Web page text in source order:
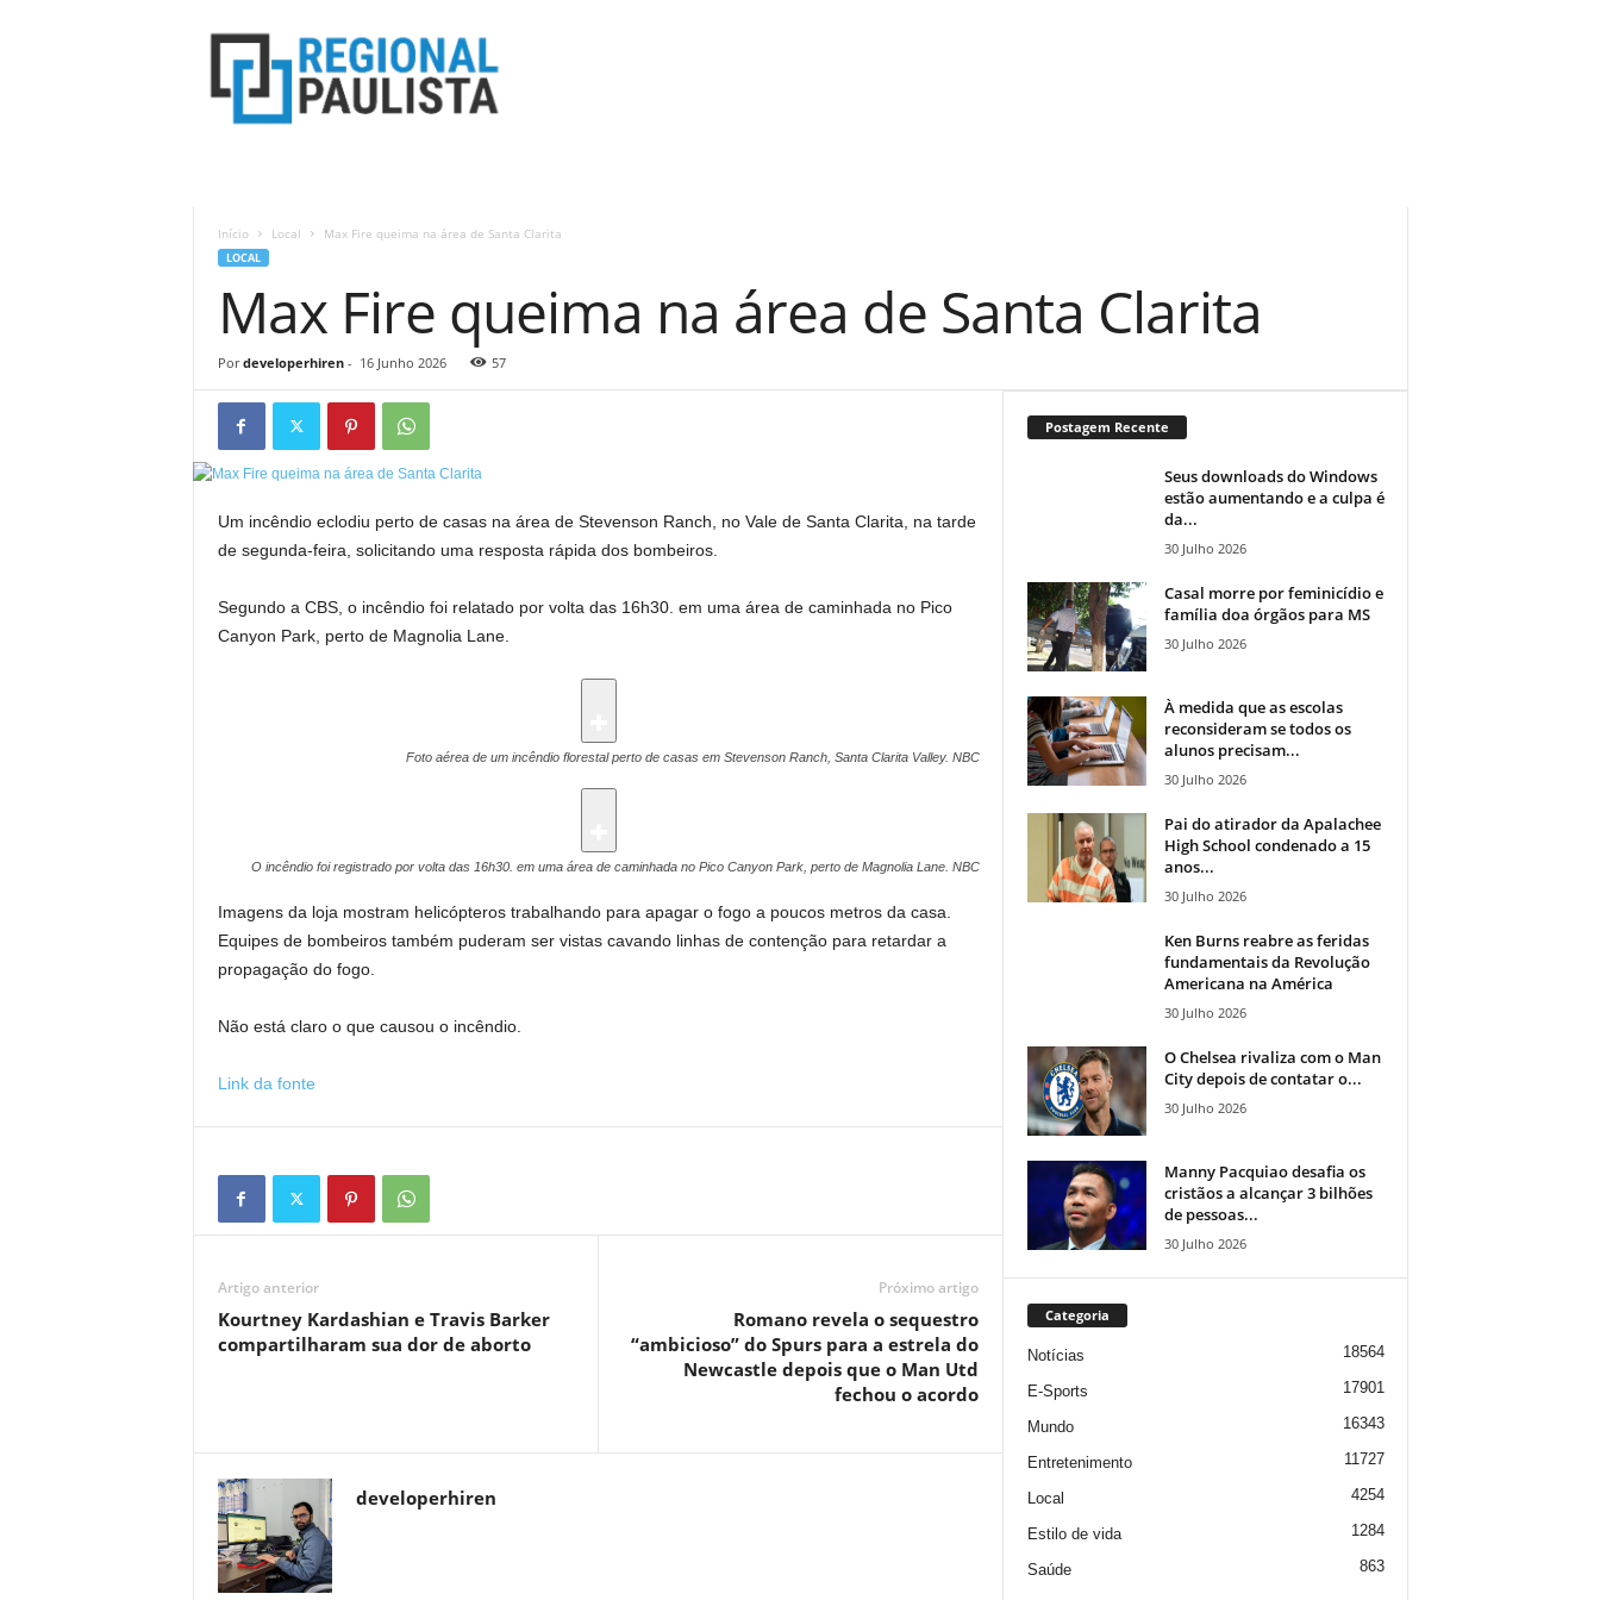
a
Início Local Max Fire queima na área de Santa Clarita
LOCAL
Max Fire queima na área de Santa Clarita
Por developerhiren- 16 Junho 2026 57
Um incêndio eclodiu perto de casas na área de Stevenson Ranch, no Vale de Santa Clarita, na tarde
de segunda-feira, solicitando uma resposta rápida dos bombeiros.
Segundo a CBS, o incêndio foi relatado por volta das 16h30. em uma área de caminhada no Pico
Canyon Park, perto de Magnolia Lane.
Foto aérea de um incêndio florestal perto de casas em Stevenson Ranch, Santa Clarita Valley. NBC
O incêndio foi registrado por volta das 16h30. em uma área de caminhada no Pico Canyon Park, perto de Magnolia Lane. NBC
Imagens da loja mostram helicópteros trabalhando para apagar o fogo a poucos metros da casa.
Equipes de bombeiros também puderam ser vistas cavando linhas de contenção para retardar a
propagação do fogo.
Não está claro o que causou o incêndio.
Link da fonte
Artigo anterior
Kourtney Kardashian e Travis Barker
compartilharam sua dor de aborto
Próximo artigo
Romano revela o sequestro
“ambicioso” do Spurs para a estrela do
Newcastle depois que o Man Utd
fechou o acordo
developerhiren
Postagem Recente
Seus downloads do Windows
estão aumentando e a culpa é
da...
30 Julho 2026
Casal morre por feminicídio e
família doa órgãos para MS
30 Julho 2026
À medida que as escolas
reconsideram se todos os
alunos precisam...
30 Julho 2026
Pai do atirador da Apalachee
High School condenado a 15
anos...
30 Julho 2026
Ken Burns reabre as feridas
fundamentais da Revolução
Americana na América
30 Julho 2026
O Chelsea rivaliza com o Man
City depois de contatar o...
30 Julho 2026
Manny Pacquiao desafia os
cristãos a alcançar 3 bilhões
de pessoas...
30 Julho 2026
Categoria
Notícias 18564
E-Sports 17901
Mundo 16343
Entretenimento 11727
Local 4254
Estilo de vida 1284
Saúde 863